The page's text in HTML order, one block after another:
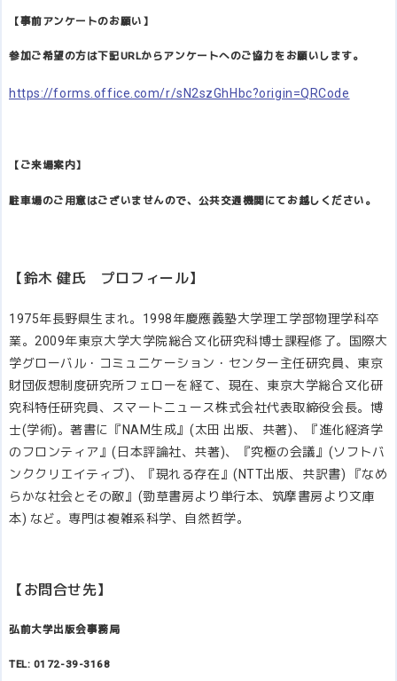
【事前アンケートのお願い】
参加ご希望の方は下記URLからアンケートへのご協力をお願いします。
https://forms.office.com/r/sN2szGhHbc?origin=QRCode
【ご来場案内】
駐車場のご用意はございませんので、公共交通機関にてお越しください。
【鈴木 健氏 プロフィール】
1975年長野県生まれ。1998年慶應義塾大学理工学部物理学科卒
業。2009年東京大学大学院総合文化研究科博士課程修了。国際大
学グローバル・コミュニケーション・センター主任研究員、東京
財団仮想制度研究所フェローを経て、現在、東京大学総合文化研
究科特任研究員、スマートニュース株式会社代表取締役会長。博
士(学術)。著書に『NAM生成』(太田 出版、共著)、『進化経済学
のフロンティア』(日本評論社、共著)、『究極の会議』(ソフトバ
ンククリエイティブ)、『現れる存在』(NTT出版、共訳書) 『なめ
らかな社会とその敵』(勁草書房より単行本、筑摩書房より文庫
本) など。専門は複雑系科学、自然哲学。
【お問合せ先】
弘前大学出版会事務局
TEL: 0172-39-3168